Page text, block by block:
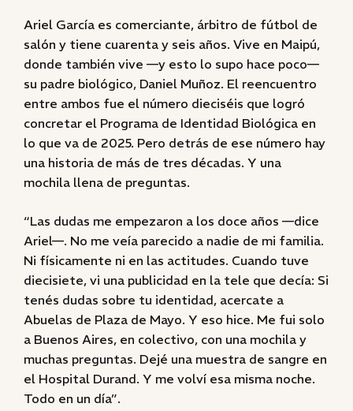
Ariel García es comerciante, árbitro de fútbol de
salón y tiene cuarenta y seis años. Vive en Maipú,
donde también vive —y esto lo supo hace poco—
su padre biológico, Daniel Muñoz. El reencuentro
entre ambos fue el número dieciséis que logró
concretar el Programa de Identidad Biológica en
lo que va de 2025. Pero detrás de ese número hay
una historia de más de tres décadas. Y una
mochila llena de preguntas.
“Las dudas me empezaron a los doce años —dice
Ariel—. No me veía parecido a nadie de mi familia.
Ni físicamente ni en las actitudes. Cuando tuve
diecisiete, vi una publicidad en la tele que decía: Si
tenés dudas sobre tu identidad, acercate a
Abuelas de Plaza de Mayo. Y eso hice. Me fui solo
a Buenos Aires, en colectivo, con una mochila y
muchas preguntas. Dejé una muestra de sangre en
el Hospital Durand. Y me volví esa misma noche.
Todo en un día”.